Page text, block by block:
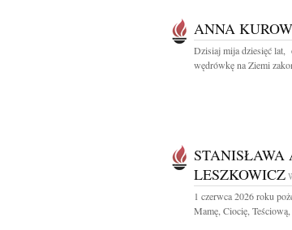
ANNA
Dzisiaj mija dziesięć lat,
wędrówkę na Ziemi
STANISŁAWA
LESZKOWICZ
1 czerwca 2026 roku
Mamę, Ciocię,